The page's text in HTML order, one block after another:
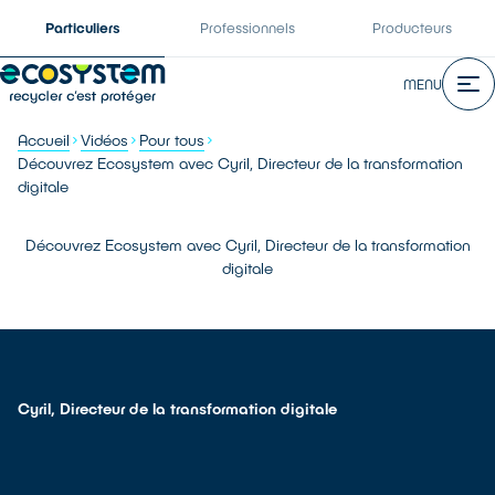
Particuliers Professionnels Producteurs
MENU
Accueil Vidéos
Pour tous
Découvrez Ecosystem avec Cyril, Directeur de la transformation
digitale
Découvrez Ecosystem avec Cyril, Directeur de la transformation
digitale
Cyril, Directeur de la transformation digitale